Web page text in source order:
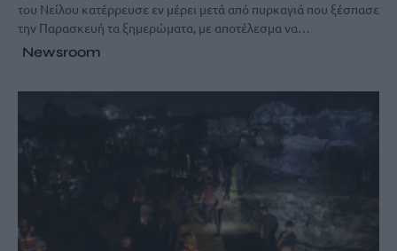
του Νείλου κατέρρευσε εν μέρει μετά από πυρκαγιά που ξέσπασε
την Παρασκευή τα ξημερώματα, με αποτέλεσμα να…
Newsroom